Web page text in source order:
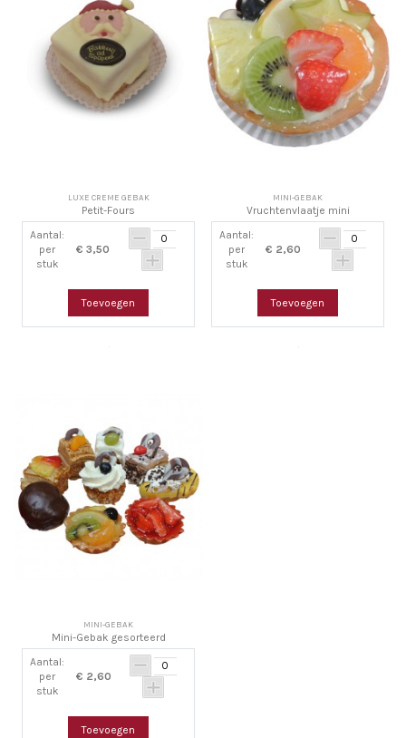
LUXE CREME GEBAK
Petit-Fours
Aantal:
per
stuk
€ 3,50
Toevoegen
MINI-GEBAK
Vruchtenvlaatje mini
Aantal:
per
stuk
€ 2,60
Toevoegen
MINI-GEBAK
Mini-Gebak gesorteerd
Aantal:
per
stuk
€ 2,60
Toevoegen